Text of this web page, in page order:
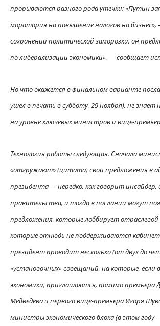
прорываются разного рода утечки: «Путин
моратория на повышение налогов на
сохранении политической заморозки, он
по либерализации экономики», — сообщает
Но что окажется в финальном варианте
ушел в печать в субботу, 29 ноября), не знает
на уровне ключевых министров и вице-
Технология работы следующая. Сначала
«отгружают» (цитата) свои предложения в
президента — нередко, как говорит инсайдер,
правительства, и тогда в послании могут
предложения, которые лоббирует
которые отнюдь не поддерживаются
президент проводит несколько (от двух до
«установочных» совещаний, на которые, если
экономики, приглашаются, помимо премьера
Медведева и первого вице-премьера Игоря
министры экономического блока (в этом